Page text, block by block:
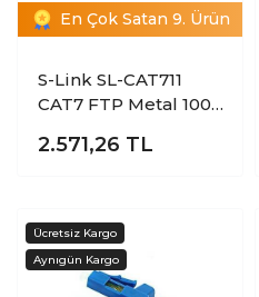
En Çok Satan 9. Ürün
S-Link SL-CAT711
CAT7 FTP Metal 100
Konnektör
2.571,26 TL